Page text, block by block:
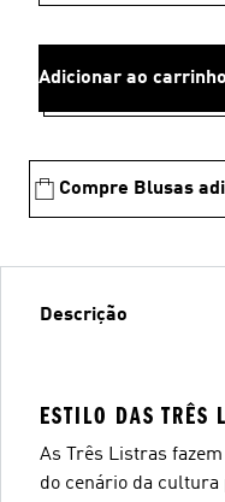
Adicionar ao carrinho
Compre Blusas
Descrição
ESTILO DAS TRÊS
As Três Listras
do cenário da cultura